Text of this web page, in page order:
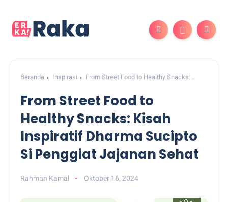
Beranda Inspirasi
From Street Food to Healthy Snacks:
From Street Food to
Healthy Snacks: Kisah
Inspiratif Dharma Sucipto
Si Penggiat Jajanan Sehat
Rahman Kamal Oktober 16, 2024